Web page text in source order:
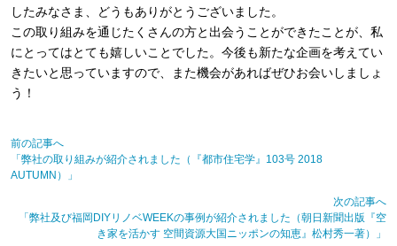
したみなさま、どうもありがとうございました。
この取り組みを通じたくさんの方と出会うことができたことが、私
にとってはとても嬉しいことでした。今後も新たな企画を考えてい
きたいと思っていますので、また機会があればぜひお会いしましょ
う！
前の記事へ
「弊社の取り組みが紹介されました（『都市住宅学』103号 2018
AUTUMN）」
次の記事へ
「弊社及び福岡DIYリノベWEEKの事例が紹介されました（朝日新聞出版『空
き家を活かす 空間資源大国ニッポンの知恵』松村秀一著）」